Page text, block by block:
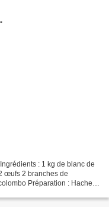
: 1 kg de blanc de
œufs 2 branches de
Préparation : Hachez